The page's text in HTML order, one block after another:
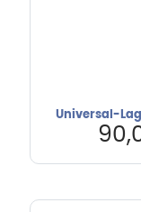
Universal-